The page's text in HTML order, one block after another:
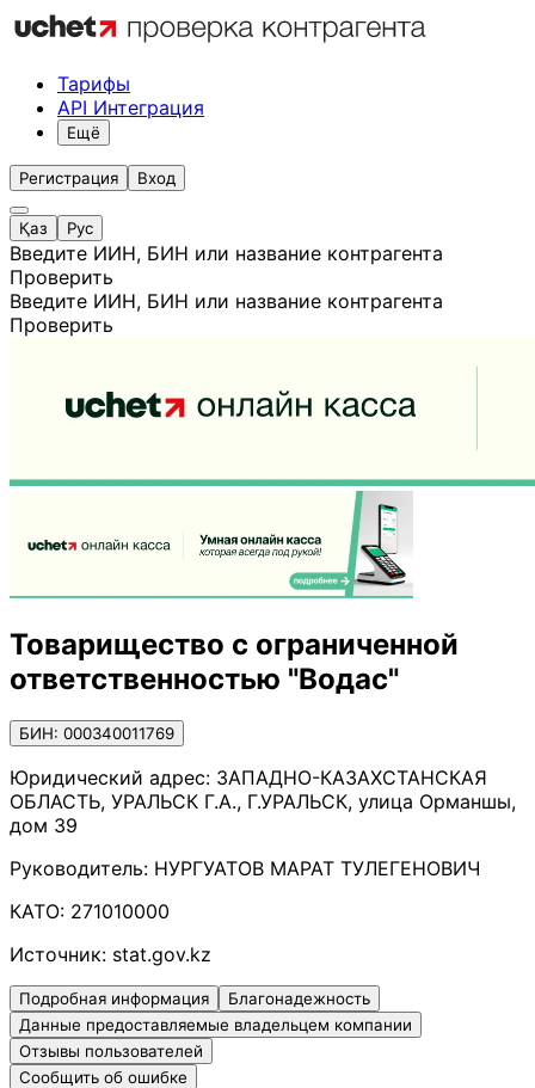
Тарифы
API Интеграция
Ещё
Регистрация Вход
Қаз Рус
Введите ИИН, БИН или название контрагента
Проверить
Введите ИИН, БИН или название контрагента
Проверить
Товарищество с ограниченной
ответственностью "Водас"
БИН: 000340011769
Юридический адрес: ЗАПАДНО-КАЗАХСТАНСКАЯ
ОБЛАСТЬ, УРАЛЬСК Г.А., Г.УРАЛЬСК, улица Орманшы,
дом 39
Руководитель: НУРГУАТОВ МАРАТ ТУЛЕГЕНОВИЧ
КАТО: 271010000
Источник: stat.gov.kz
Подробная информация
Благонадежность
Данные предоставляемые владельцем компании
Отзывы пользователей
Сообщить об ошибке